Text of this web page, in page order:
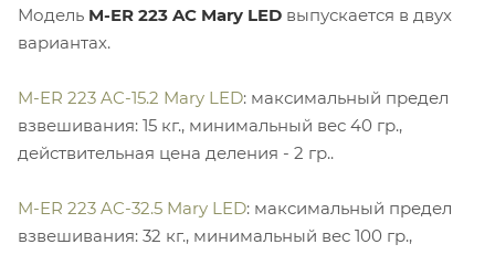
Модель M-ER 223 AC Mary LED выпускается в двух
вариантах.
M-ER 223 AC-15.2 Mary LED: максимальный предел
взвешивания: 15 кг., минимальный вес 40 гр.,
действительная цена деления - 2 гр..
M-ER 223 AC-32.5 Mary LED: максимальный предел
взвешивания: 32 кг., минимальный вес 100 гр.,